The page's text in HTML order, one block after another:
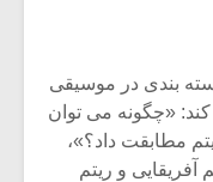
بندی در موسیقی
«چگونه می توان
مطابقت داد؟»،
و ریتم